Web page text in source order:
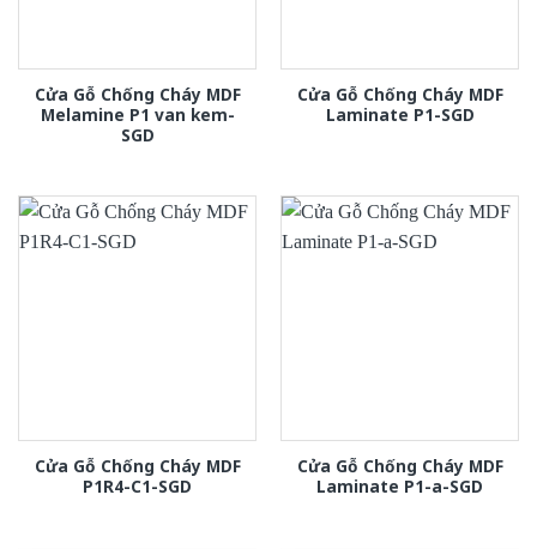
Cửa Gỗ Chống Cháy MDF
Melamine P1 van kem-
SGD
Cửa Gỗ Chống Cháy MDF
Laminate P1-SGD
Cửa Gỗ Chống Cháy MDF
P1R4-C1-SGD
Cửa Gỗ Chống Cháy MDF
Laminate P1-a-SGD